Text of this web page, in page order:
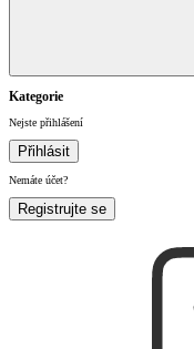
Kategorie
Nejste přihlášení
Přihlásit
Nemáte účet?
Registrujte se